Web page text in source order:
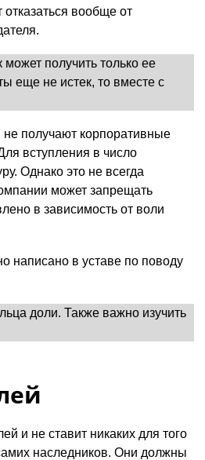
вообще от
получить только ее
еще не истек, то вместе с
получают корпоративные
вступления в число
Однако это не всегда
может запрещать
в зависимость от воли
написано в уставе по поводу
доли. Также важно изучить
и не ставит никаких для того
наследников. Они должны